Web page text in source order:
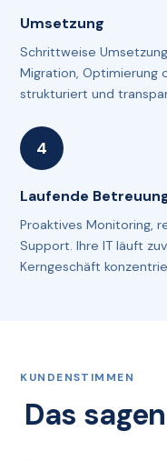
Umsetzung
Schrittweise
Migration, Optimierung
strukturiert und
Laufende
Proaktives Monitoring,
Support. Ihre IT läuft
Kerngeschäft
KUNDENSTIMMEN
Das